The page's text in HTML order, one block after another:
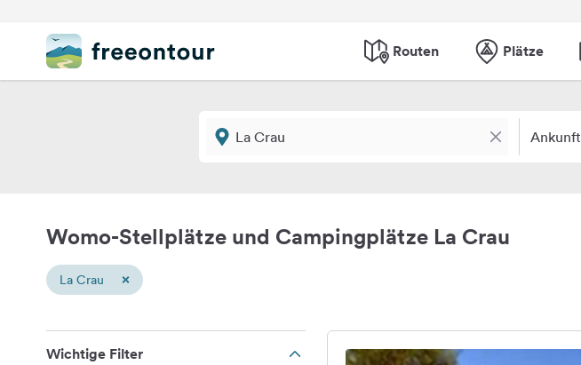
Routen Plätze
Ankunft
Womo-Stellplätze und Campingplätze La Crau
La Crau ×
Wichtige Filter